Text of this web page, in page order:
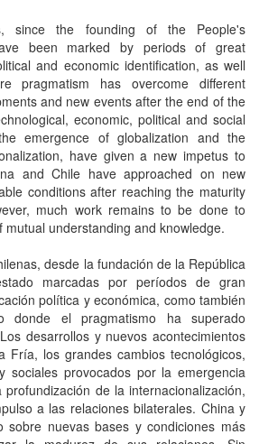
since the founding of the People's
been marked by periods of great
and economic identification, as well
pragmatism has overcome different
and new events after the end of the
economic, political and social
emergence of globalization and the
have given a new impetus to
and Chile have approached on new
conditions after reaching the maturity
much work remains to be done to
mutual understanding and knowledge.
desde la fundación de la República
marcadas por períodos de gran
política y económica, como también
donde el pragmatismo ha superado
desarrollos y nuevos acontecimientos
Fría, los grandes cambios tecnológicos,
sociales provocados por la emergencia
de la internacionalización,
a las relaciones bilaterales. China y
sobre nuevas bases y condiciones más